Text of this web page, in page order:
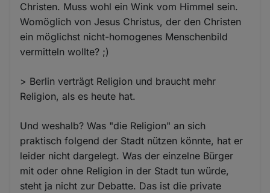
Christen. Muss wohl ein Wink vom Himmel sein.
Womöglich von Jesus Christus, der den Christen
ein möglichst nicht-homogenes Menschenbild
vermitteln wollte? ;)
> Berlin verträgt Religion und braucht mehr
Religion, als es heute hat.
Und weshalb? Was "die Religion" an sich
praktisch folgend der Stadt nützen könnte, hat er
leider nicht dargelegt. Was der einzelne Bürger
mit oder ohne Religion in der Stadt tun würde,
steht ja nicht zur Debatte. Das ist die private